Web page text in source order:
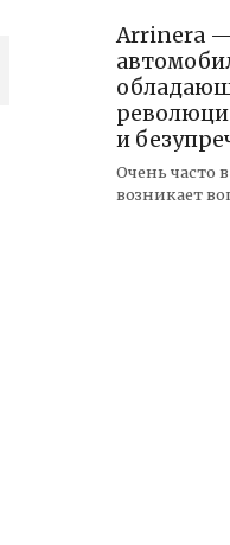
Arrinera
и
Очень часто
возникает